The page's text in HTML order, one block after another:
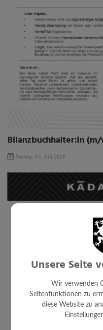
Bilanzbuchhalter:in
Freitag, 03. Juli 2026
Unsere Seite
Wir verwenden
Seitenfunktionen zu
diese Website zu